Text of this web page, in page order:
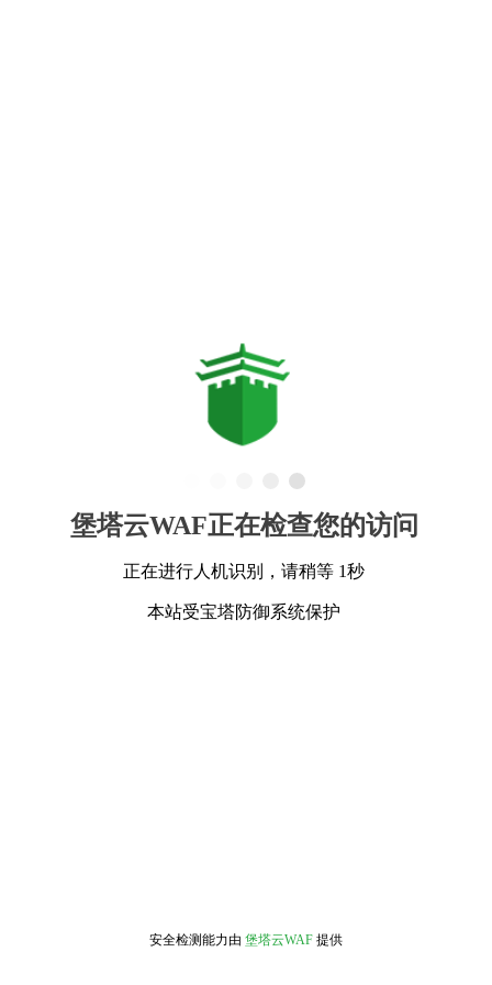
堡塔云WAF正在检查您的访问
正在进行人机识别，请稍等 1秒
本站受宝塔防御系统保护
安全检测能力由 堡塔云WAF 提供